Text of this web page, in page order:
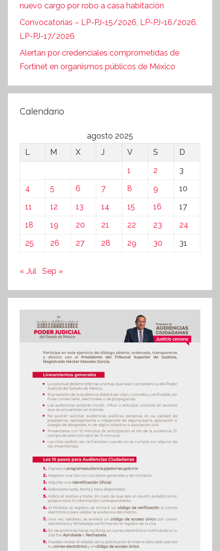
nuevo cargo por robo a casa habitación
Convocatorias – LP-PJ-15/2026, LP-PJ-16/2026,
LP-PJ-17/2026
Alertan por credenciales comprometidas de
Fortinet en organismos públicos de México
Calendario
agosto 2025
L
M X J V S
D
1
2
3
4
5 6 7 8 9
10
11
12 13 14 15 16
17
18
19 20 21 22 23
24
25
26 27 28 29 30 31
« Jul Sep »